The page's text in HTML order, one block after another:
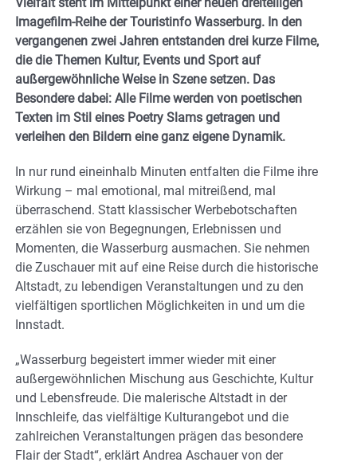
Vielfalt steht im Mittelpunkt einer neuen dreiteiligen
Imagefilm-Reihe der Touristinfo Wasserburg. In den
vergangenen zwei Jahren entstanden drei kurze Filme,
die die Themen Kultur, Events und Sport auf
außergewöhnliche Weise in Szene setzen. Das
Besondere dabei: Alle Filme werden von poetischen
Texten im Stil eines Poetry Slams getragen und
verleihen den Bildern eine ganz eigene Dynamik.
In nur rund eineinhalb Minuten entfalten die Filme ihre
Wirkung – mal emotional, mal mitreißend, mal
überraschend. Statt klassischer Werbebotschaften
erzählen sie von Begegnungen, Erlebnissen und
Momenten, die Wasserburg ausmachen. Sie nehmen
die Zuschauer mit auf eine Reise durch die historische
Altstadt, zu lebendigen Veranstaltungen und zu den
vielfältigen sportlichen Möglichkeiten in und um die
Innstadt.
„Wasserburg begeistert immer wieder mit einer
außergewöhnlichen Mischung aus Geschichte, Kultur
und Lebensfreude. Die malerische Altstadt in der
Innschleife, das vielfältige Kulturangebot und die
zahlreichen Veranstaltungen prägen das besondere
Flair der Stadt“, erklärt Andrea Aschauer von der